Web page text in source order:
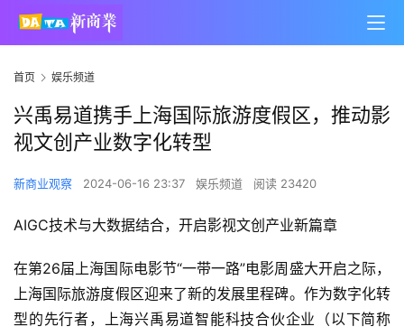
首页 娱乐频道
兴禹易道携手上海国际旅游度假区，推动影
视文创产业数字化转型
新商业观察 2024-06-16 23:37 娱乐频道 阅读 23420
AIGC技术与大数据结合，开启影视文创产业新篇章
在第26届上海国际电影节“一带一路”电影周盛大开启之际，
上海国际旅游度假区迎来了新的发展里程碑。作为数字化转
型的先行者，上海兴禹易道智能科技合伙企业（以下简称